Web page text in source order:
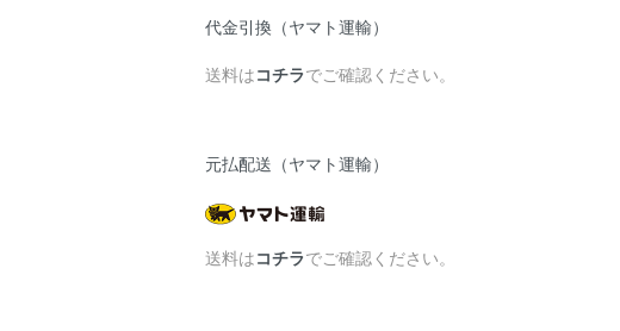
代金引換（ヤマト運輸）
送料はコチラでご確認ください。
元払配送（ヤマト運輸）
送料はコチラでご確認ください。